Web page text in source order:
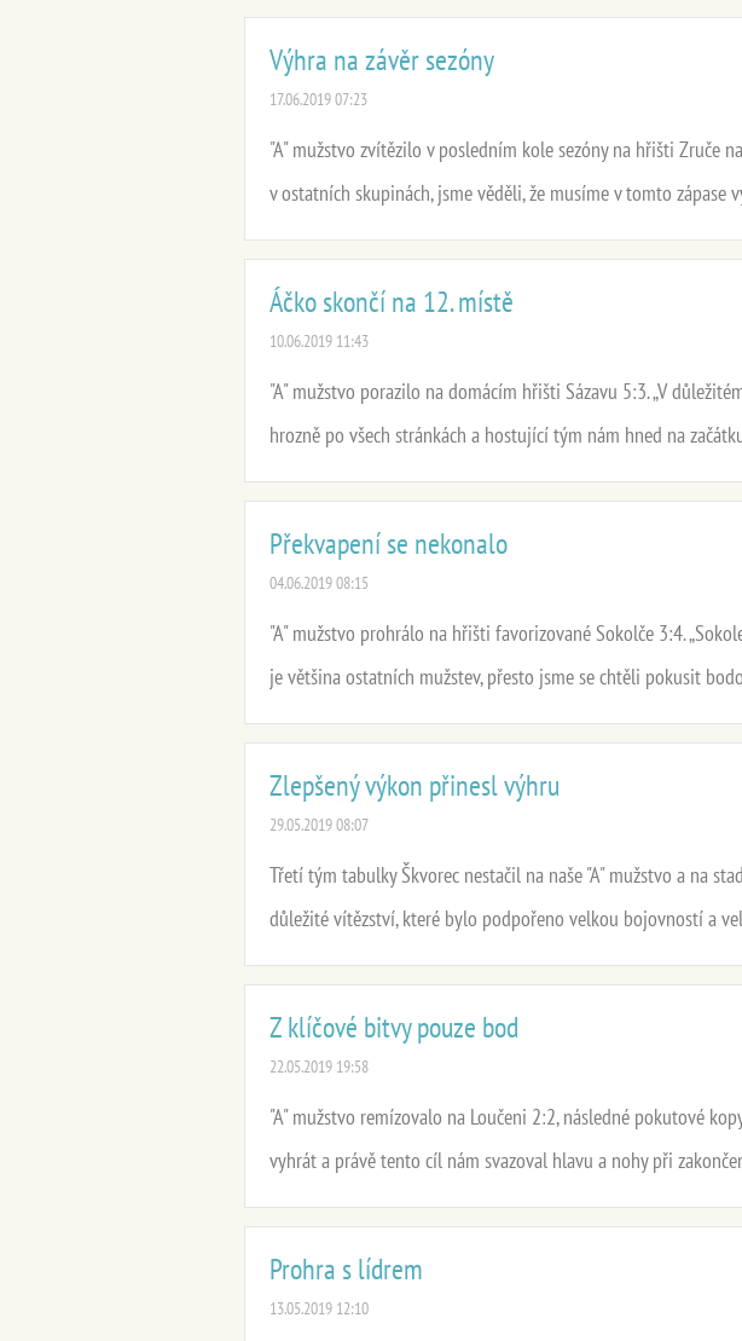
Výhra na závěr sezóny
17.06.2019 07:23
"A" mužstvo zvítězilo v posledním kole sezóny na hřišti Zruče
v ostatních skupinách, jsme věděli, že musíme v tomto zápase
Áčko skončí na 12. místě
10.06.2019 11:43
"A" mužstvo porazilo na domácím hřišti Sázavu 5:3. „V
hrozně po všech stránkách a hostující tým nám hned na
Překvapení se nekonalo
04.06.2019 08:15
"A" mužstvo prohrálo na hřišti favorizované Sokolče 3:4.
je většina ostatních mužstev, přesto jsme se chtěli pokusit
Zlepšený výkon přinesl výhru
29.05.2019 08:07
Třetí tým tabulky Škvorec nestačil na naše "A" mužstvo a na
důležité vítězství, které bylo podpořeno velkou bojovností a
Z klíčové bitvy pouze bod
22.05.2019 19:58
"A" mužstvo remízovalo na Loučeni 2:2, následné pokutové
vyhrát a právě tento cíl nám svazoval hlavu a nohy při
Prohra s lídrem
13.05.2019 12:10